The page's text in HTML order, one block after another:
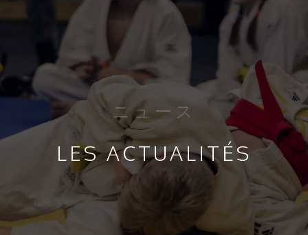
ニュース
LES ACTUALITÉS